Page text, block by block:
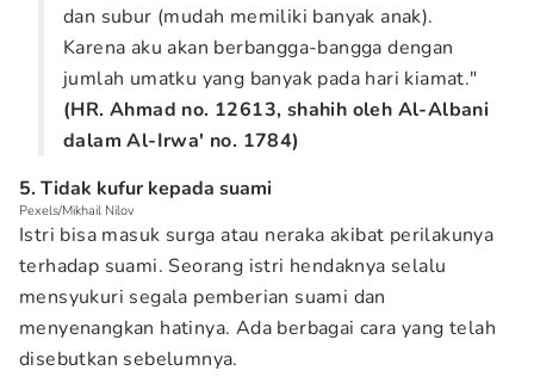
dan subur (mudah memiliki banyak anak).
Karena aku akan berbangga-bangga dengan
jumlah umatku yang banyak pada hari kiamat."
(HR. Ahmad no. 12613, shahih oleh Al-Albani
dalam Al-Irwa' no. 1784)
5. Tidak kufur kepada suami
Pexels/Mikhail Nilov
Istri bisa masuk surga atau neraka akibat perilakunya
terhadap suami. Seorang istri hendaknya selalu
mensyukuri segala pemberian suami dan
menyenangkan hatinya. Ada berbagai cara yang telah
disebutkan sebelumnya.